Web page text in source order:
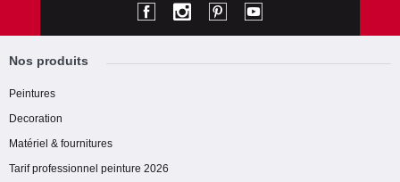
Nos produits
Peintures
Decoration
Matériel & fournitures
Tarif professionnel peinture 2026